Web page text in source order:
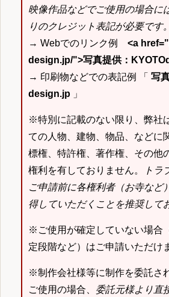
映像作品などでご使用の場合に
りのクレジット表記が必要です。
→ Webでのリンク例 <a
design.jp/">写真提供：
→ 印刷物などでの表記例 「 写
design.jp 」
※特別に記載のない限り、弊社
ての人物、建物、物品、などに
標権、特許権、著作権、その他
権利を有しておりません。
トラ
ご申請前に各権利者（お寺など
得していただくことを推奨して
※ご使用が確定していない場合
定段階など）はご申請いただけ
※制作会社様等に制作を委託さ
ご使用の場合、 委託元様より直